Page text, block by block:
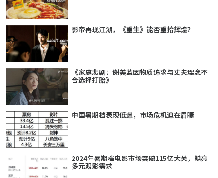
影帝再现江湖，《重生》能否重拾辉煌？
《家庭悲剧：谢美蓝因物质追求与丈夫理念不
合选择打胎》
中国暑期档表现低迷，市场危机迫在眉睫
2024年暑期档电影市场突破115亿大关，映亮
多元观影需求